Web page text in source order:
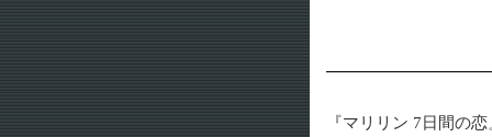
『マリリン 7日間の